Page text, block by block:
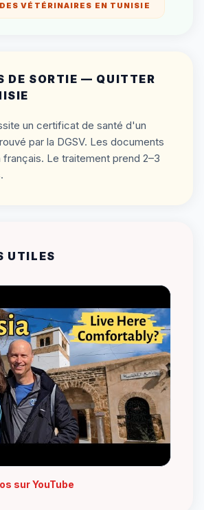
VÉTÉRINAIRES EN TUNISIE
DE SORTIE — QUITTER
un certificat de santé d'un
par la DGSV. Les documents
Le traitement prend 2–3
UTILES
sur YouTube